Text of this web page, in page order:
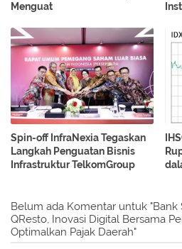
Menguat
Spin-off InfraNexia Tegaskan
Langkah Penguatan Bisnis
Infrastruktur TelkomGroup
Belum ada Komentar untuk
QResto, Inovasi Digital Bersama
Optimalkan Pajak Daerah"